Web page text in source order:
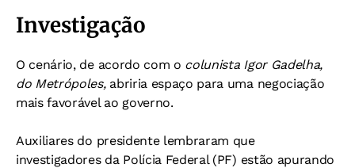
Investigação
O cenário, de acordo com o colunista Igor Gadelha,
do Metrópoles, abriria espaço para uma negociação
mais favorável ao governo.
Auxiliares do presidente lembraram que
investigadores da Polícia Federal (PF) estão apurando